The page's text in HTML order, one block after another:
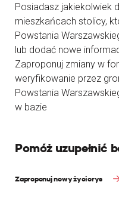
Posiadasz jakiekolwiek
mieszkańcach stolicy,
Powstania
lub dodać nowe
Zaproponuj zmiany w
weryfikowanie przez
Powstania
w bazie
Pomóż uzupełnić
Zaproponuj nowy życiorys